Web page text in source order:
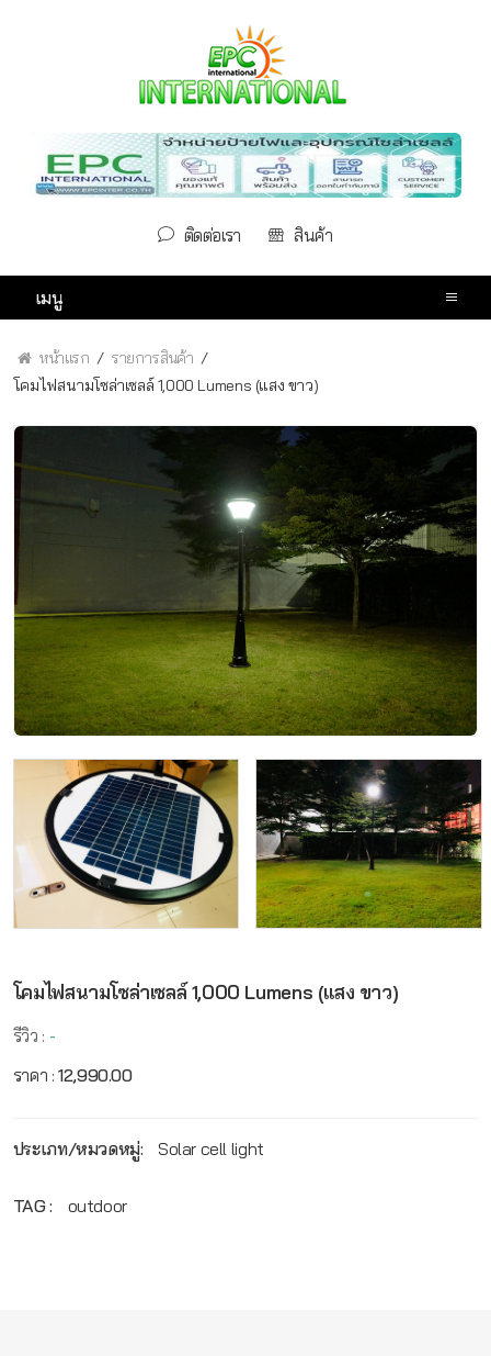
ติดต่อเรา สินค้า
เมนู
หน้าแรก รายการสินค้า
โคมไฟสนามโซล่าเซลล์ 1,000 Lumens (แสง ขาว)
โคมไฟสนามโซล่าเซลล์ 1,000 Lumens (แสง ขาว)
รีวิว : -
ราคา :12,990.00
ประเภท/หมวดหมู่: Solar cell light
TAG : outdoor